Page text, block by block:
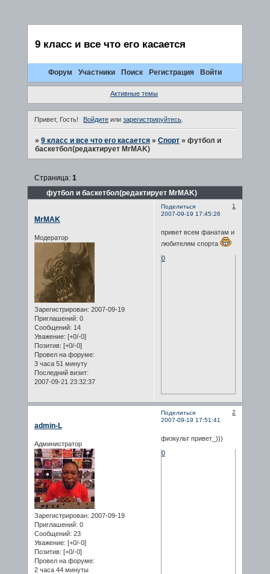
9 класс и все что его касается
Форум Участники Поиск Регистрация Войти
Активные темы
Привет, Гость! Войдите илизарегистрируйтесь.
» 9 класс и все что его касается » Спорт » футбол и
баскетбол(редактирует MrMAK)
футбол и баскетбол(редактирует MrMAK)
Страница: 1
Поделиться
1
2007-09-19 17:45:26
MrMAK
Модератор
Зарегистрирован: 2007-09-19
Приглашений: 0
Сообщений: 14
Уважение: [+0/-0]
Позитив: [+0/-0]
Провел на форуме:
3 часа 51 минуту
Последний визит:
2007-09-21 23:32:37
привет всем фанатам и
любителям спорта
0
Поделиться
2
2007-09-19 17:51:41
admin-L
Администратор
Зарегистрирован: 2007-09-19
Приглашений: 0
Сообщений: 23
Уважение: [+0/-0]
Позитив: [+0/-0]
Провел на форуме:
2 часа 44 минуты
физкульт привет_)))
0